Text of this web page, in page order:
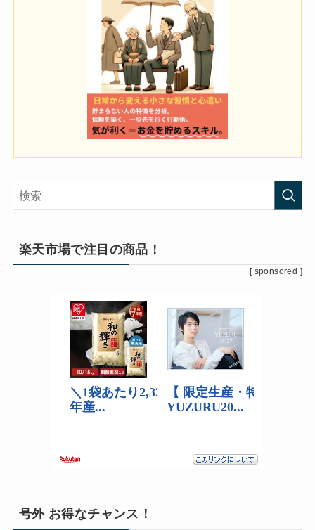
楽天市場で注目の商品！
[ sponsored ]
号外 お得なチャンス！